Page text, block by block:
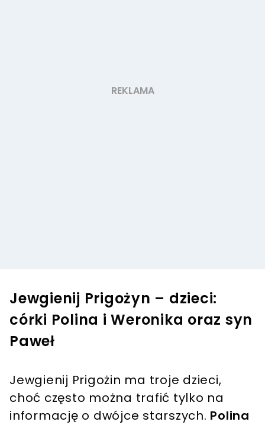
Jewgienij Prigożyn – dzieci:
córki Polina i Weronika oraz syn
Paweł
Jewgienij Prigożin ma troje dzieci,
choć często można trafić tylko na
informację o dwójce starszych. Polina